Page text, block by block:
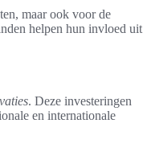
maar ook voor de
helpen hun invloed uit
. Deze investeringen
en internationale